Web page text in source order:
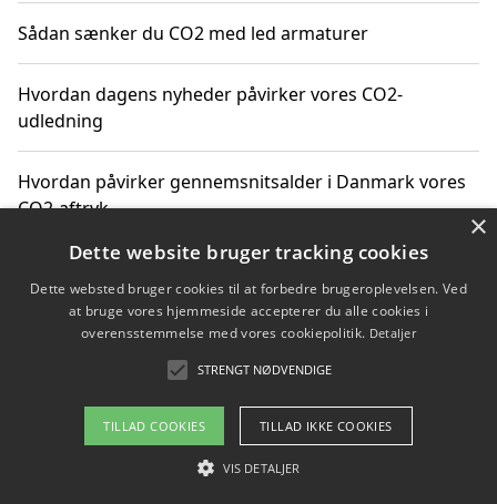
Sådan sænker du CO2 med led armaturer
Hvordan dagens nyheder påvirker vores CO2-
udledning
Hvordan påvirker gennemsnitsalder i Danmark vores
CO2-aftryk
Hvordan nyheder om CO2-udledning påvirker vores
hverdag
Om / kontakt
Blog Betingelser
×
Dette website bruger tracking cookies
Dette websted bruger cookies til at forbedre brugeroplevelsen. Ved
at bruge vores hjemmeside accepterer du alle cookies i
overensstemmelse med vores cookiepolitik. Detaljer
STRENGT NØDVENDIGE
TILLAD COOKIES TILLAD IKKE COOKIES
VIS DETALJER